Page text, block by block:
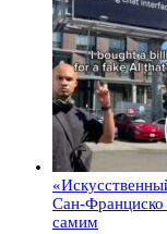
Сан-Франциско
самим